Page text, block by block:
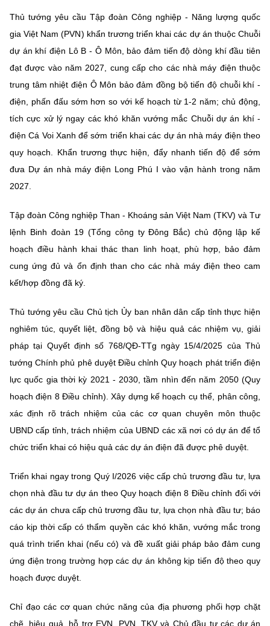
Thủ tướng yêu cầu Tập đoàn Công nghiệp - Năng lượng quốc
gia Việt Nam (PVN) khẩn trương triển khai các dự án thuộc Chuỗi
dự án khí điện Lô B - Ô Môn, bảo đảm tiến độ dòng khí đầu tiên
đạt được vào năm 2027, cung cấp cho các nhà máy điện thuộc
trung tâm nhiệt điện Ô Môn bảo đảm đồng bộ tiến độ chuỗi khí -
điện, phấn đấu sớm hơn so với kế hoạch từ 1-2 năm; chủ động,
tích cực xử lý ngay các khó khăn vướng mắc Chuỗi dự án khí -
điện Cá Voi Xanh để sớm triển khai các dự án nhà máy điện theo
quy hoạch. Khẩn trương thực hiện, đẩy nhanh tiến độ để sớm
đưa Dự án nhà máy điện Long Phú I vào vận hành trong năm
2027.
Tập đoàn Công nghiệp Than - Khoáng sản Việt Nam (TKV) và Tư
lệnh Binh đoàn 19 (Tổng công ty Đông Bắc) chủ động lập kế
hoạch điều hành khai thác than linh hoạt, phù hợp, bảo đảm
cung ứng đủ và ổn định than cho các nhà máy điện theo cam
kết/hợp đồng đã ký.
Thủ tướng yêu cầu Chủ tịch Ủy ban nhân dân cấp tỉnh thực hiện
nghiêm túc, quyết liệt, đồng bộ và hiệu quả các nhiệm vụ, giải
pháp tại Quyết định số 768/QĐ-TTg ngày 15/4/2025 của Thủ
tướng Chính phủ phê duyệt Điều chỉnh Quy hoạch phát triển điện
lực quốc gia thời kỳ 2021 - 2030, tầm nhìn đến năm 2050 (Quy
hoạch điện 8 Điều chỉnh). Xây dựng kế hoạch cụ thể, phân công,
xác định rõ trách nhiệm của các cơ quan chuyên môn thuộc
UBND cấp tỉnh, trách nhiệm của UBND các xã nơi có dự án để tổ
chức triển khai có hiệu quả các dự án điện đã được phê duyệt.
Triển khai ngay trong Quý I/2026 việc cấp chủ trương đầu tư, lựa
chọn nhà đầu tư dự án theo Quy hoạch điện 8 Điều chỉnh đối với
các dự án chưa cấp chủ trương đầu tư, lựa chọn nhà đầu tư; báo
cáo kịp thời cấp có thẩm quyền các khó khăn, vướng mắc trong
quá trình triển khai (nếu có) và đề xuất giải pháp bảo đảm cung
ứng điện trong trường hợp các dự án không kịp tiến độ theo quy
hoạch được duyệt.
Chỉ đạo các cơ quan chức năng của địa phương phối hợp chặt
chẽ, hiệu quả, hỗ trợ EVN, PVN, TKV và Chủ đầu tư các dự án